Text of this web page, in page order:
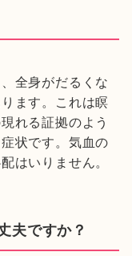
全身がだるくな
ます。これは瞑
れる証拠のよう
状です。気血の
はいりません。
夫ですか？